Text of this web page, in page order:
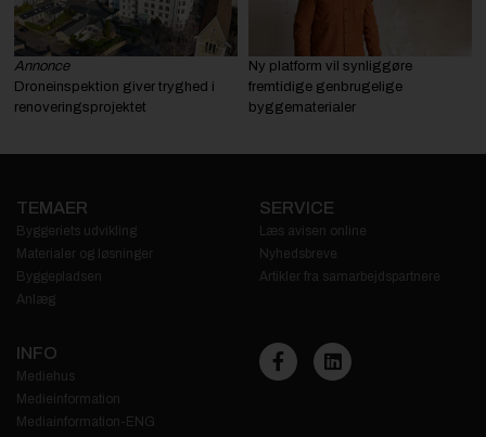
Annonce
Droneinspektion giver tryghed i
renoveringsprojektet
Ny platform vil synliggøre
fremtidige genbrugelige
byggematerialer
TEMAER
Byggeriets udvikling
Materialer og løsninger
Byggepladsen
Anlæg
SERVICE
Læs avisen online
Nyhedsbreve
Artikler fra samarbejdspartnere
INFO
Mediehus
Medieinformation
Mediainformation-ENG